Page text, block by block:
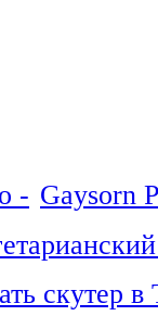
- Gaysorn
скутер в